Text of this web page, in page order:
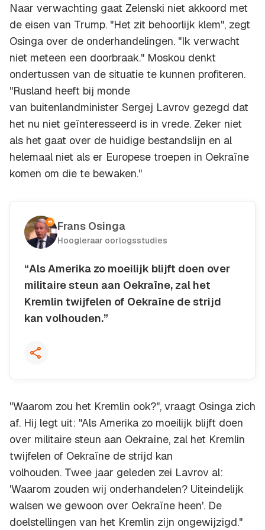
Naar verwachting gaat Zelenski niet akkoord met
de eisen van Trump. "Het zit behoorlijk klem", zegt
Osinga over de onderhandelingen. "Ik verwacht
niet meteen een doorbraak." Moskou denkt
ondertussen van de situatie te kunnen profiteren.
"Rusland heeft bij monde
van buitenlandminister Sergej Lavrov gezegd dat
het nu niet geïnteresseerd is in vrede. Zeker niet
als het gaat over de huidige bestandslijn en al
helemaal niet als er Europese troepen in Oekraïne
komen om die te bewaken."
Frans Osinga
Hoogleraar oorlogsstudies
“Als Amerika zo moeilijk blijft doen over
militaire steun aan Oekraïne, zal het
Kremlin twijfelen of Oekraïne de strijd
kan volhouden.”
Kopieer quote
"Waarom zou het Kremlin ook?", vraagt Osinga zich
af. Hij legt uit: "Als Amerika zo moeilijk blijft doen
over militaire steun aan Oekraïne, zal het Kremlin
twijfelen of Oekraïne de strijd kan
volhouden. Twee jaar geleden zei Lavrov al:
'Waarom zouden wij onderhandelen? Uiteindelijk
walsen we gewoon over Oekraïne heen'. De
doelstellingen van het Kremlin zijn ongewijzigd."